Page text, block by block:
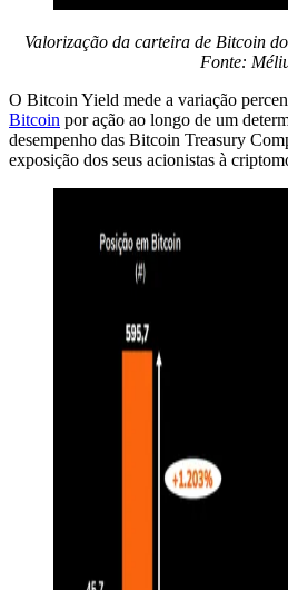
Valorização da carteira de Bitcoin
Fonte:
O Bitcoin Yield mede a variação
Bitcoin por ação ao longo de um
desempenho das Bitcoin Treasury
exposição dos seus acionistas à